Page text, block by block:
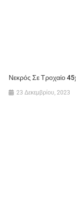
Νεκρός Σε Τροχαίο
23 Δεκεμβρίου, 2023